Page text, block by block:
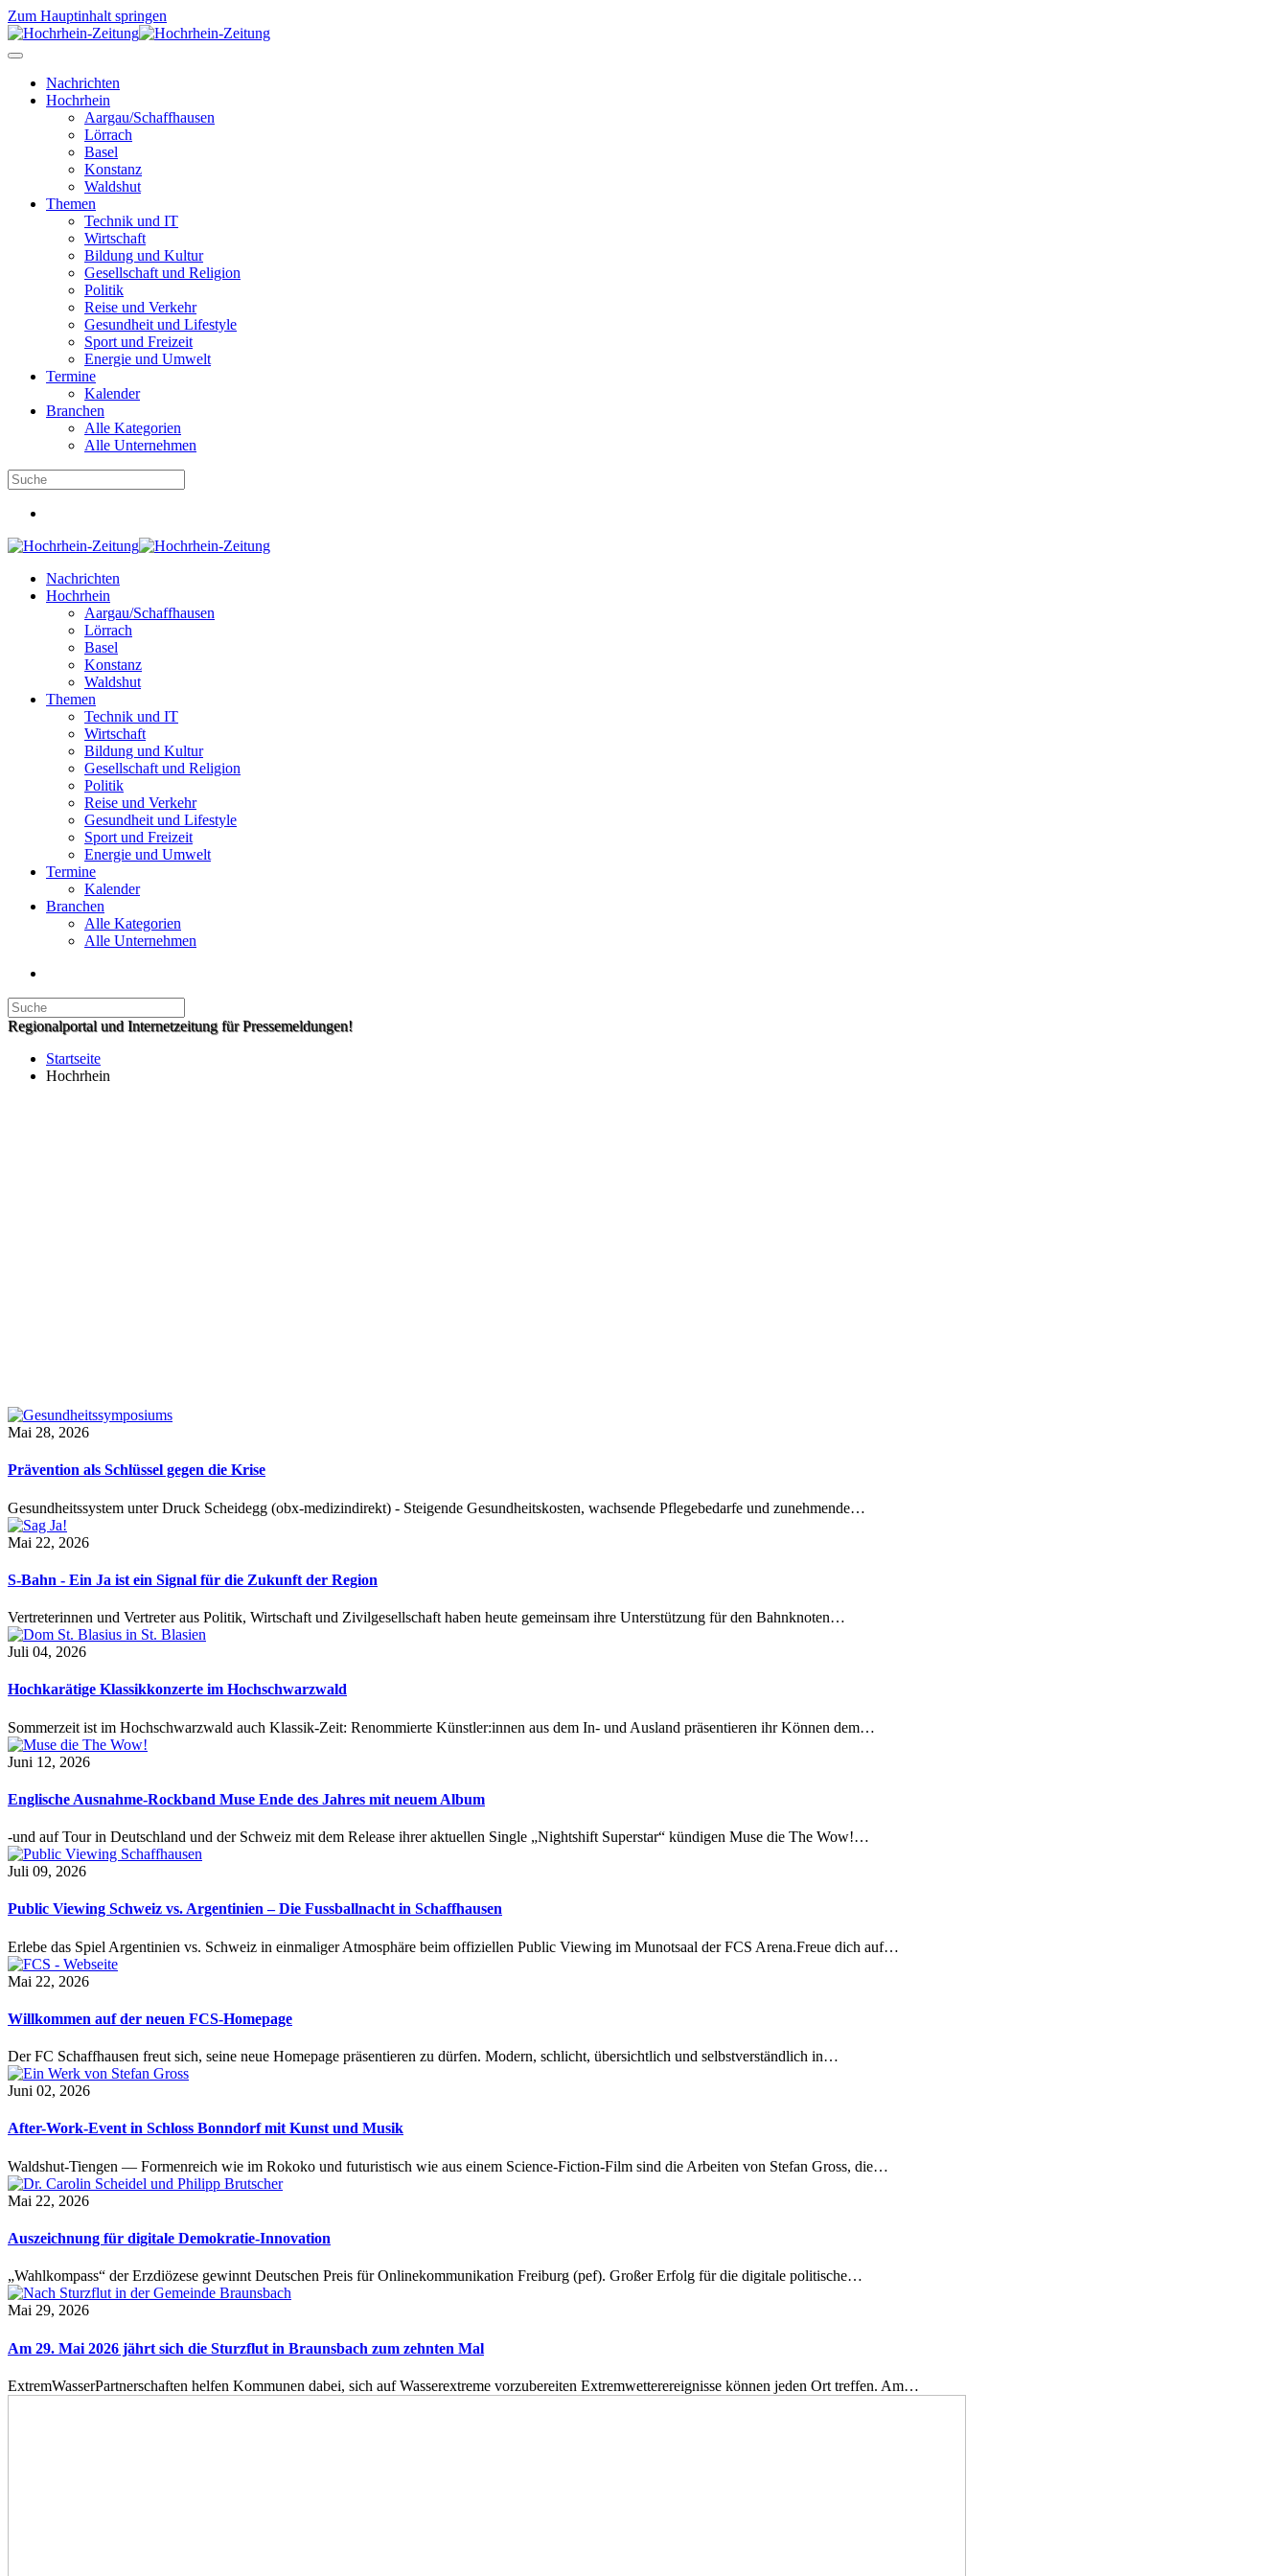
Zum Hauptinhalt springen
Nachrichten
Hochrhein
Aargau/Schaffhausen
Lörrach
Basel
Konstanz
Waldshut
Themen
Technik und IT
Wirtschaft
Bildung und Kultur
Gesellschaft und Religion
Politik
Reise und Verkehr
Gesundheit und Lifestyle
Sport und Freizeit
Energie und Umwelt
Termine
Kalender
Branchen
Alle Kategorien
Alle Unternehmen
Nachrichten
Hochrhein
Aargau/Schaffhausen
Lörrach
Basel
Konstanz
Waldshut
Themen
Technik und IT
Wirtschaft
Bildung und Kultur
Gesellschaft und Religion
Politik
Reise und Verkehr
Gesundheit und Lifestyle
Sport und Freizeit
Energie und Umwelt
Termine
Kalender
Branchen
Alle Kategorien
Alle Unternehmen
Regionalportal und Internetzeitung für Pressemeldungen!
Startseite
Hochrhein
Mai 28, 2026
Prävention als Schlüssel gegen die Krise
Gesundheitssystem unter Druck Scheidegg (obx-medizindirekt) - Steigende Gesundheitskosten, wachsende Pflegebedarfe und zunehmende…
Mai 22, 2026
S-Bahn - Ein Ja ist ein Signal für die Zukunft der Region
Vertreterinnen und Vertreter aus Politik, Wirtschaft und Zivilgesellschaft haben heute gemeinsam ihre Unterstützung für den Bahnknoten…
Juli 04, 2026
Hochkarätige Klassikkonzerte im Hochschwarzwald
Sommerzeit ist im Hochschwarzwald auch Klassik-Zeit: Renommierte Künstler:innen aus dem In- und Ausland präsentieren ihr Können dem…
Juni 12, 2026
Englische Ausnahme-Rockband Muse Ende des Jahres mit neuem Album
-und auf Tour in Deutschland und der Schweiz mit dem Release ihrer aktuellen Single „Nightshift Superstar“ kündigen Muse die The Wow!…
Juli 09, 2026
Public Viewing Schweiz vs. Argentinien – Die Fussballnacht in Schaffhausen
Erlebe das Spiel Argentinien vs. Schweiz in einmaliger Atmosphäre beim offiziellen Public Viewing im Munotsaal der FCS Arena.Freue dich auf…
Mai 22, 2026
Willkommen auf der neuen FCS-Homepage
Der FC Schaffhausen freut sich, seine neue Homepage präsentieren zu dürfen. Modern, schlicht, übersichtlich und selbstverständlich in…
Juni 02, 2026
After-Work-Event in Schloss Bonndorf mit Kunst und Musik
Waldshut-Tiengen — Formenreich wie im Rokoko und futuristisch wie aus einem Science-Fiction-Film sind die Arbeiten von Stefan Gross, die…
Mai 22, 2026
Auszeichnung für digitale Demokratie-Innovation
„Wahlkompass“ der Erzdiözese gewinnt Deutschen Preis für Onlinekommunikation Freiburg (pef). Großer Erfolg für die digitale politische…
Mai 29, 2026
Am 29. Mai 2026 jährt sich die Sturzflut in Braunsbach zum zehnten Mal
ExtremWasserPartnerschaften helfen Kommunen dabei, sich auf Wasserextreme vorzubereiten Extremwetterereignisse können jeden Ort treffen. Am…